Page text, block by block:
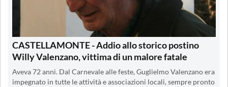
CASTELLAMONTE - Addio allo storico postino
Willy Valenzano, vittima di un malore fatale
Aveva 72 anni. Dal Carnevale alle feste, Guglielmo Valenzano era
impegnato in tutte le attività e associazioni locali, sempre pronto